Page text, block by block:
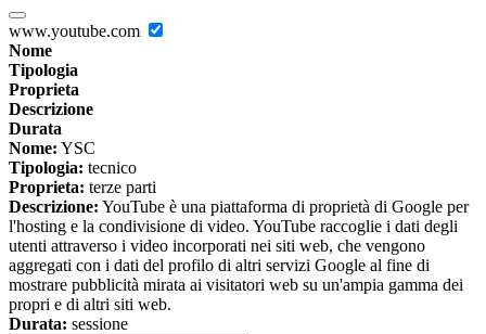
www.youtube.com
Nome
Tipologia
Proprieta
Descrizione
Durata
Nome: YSC
Tipologia: tecnico
Proprieta: terze parti
Descrizione: YouTube è una piattaforma di proprietà di Google per
l'hosting e la condivisione di video. YouTube raccoglie i dati degli
utenti attraverso i video incorporati nei siti web, che vengono
aggregati con i dati del profilo di altri servizi Google al fine di
mostrare pubblicità mirata ai visitatori web su un'ampia gamma dei
propri e di altri siti web.
Durata: sessione